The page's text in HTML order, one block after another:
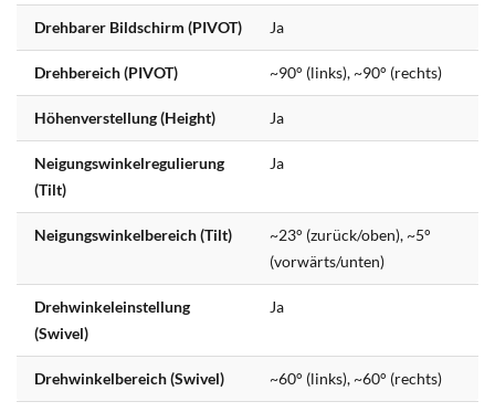
Drehbarer Bildschirm (PIVOT) Ja
Drehbereich (PIVOT) ~90° (links), ~90° (rechts)
Höhenverstellung (Height) Ja
Neigungswinkelregulierung
(Tilt)
Ja
Neigungswinkelbereich (Tilt)
~23° (zurück/oben), ~5°
(vorwärts/unten)
Drehwinkeleinstellung
(Swivel)
Ja
Drehwinkelbereich (Swivel) ~60° (links), ~60° (rechts)